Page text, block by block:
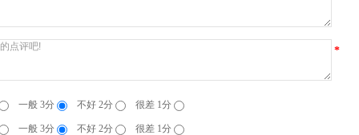
*
一般 3分 不好 2分 很差 1分
一般 3分 不好 2分 很差 1分